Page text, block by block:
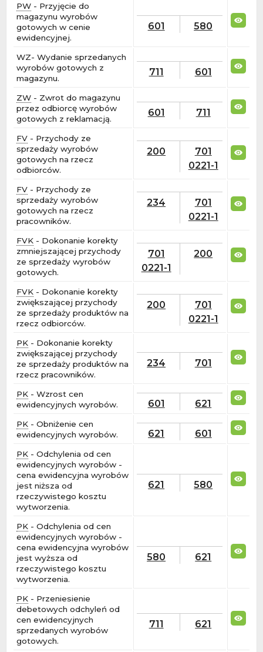
PW - Przyjęcie do
magazynu wyrobów
gotowych w cenie
ewidencyjnej.
601 580
WZ- Wydanie sprzedanych
wyrobów gotowych z
magazynu.
711 601
ZW - Zwrot do magazynu
przez odbiorcę wyrobów
gotowych z reklamacją.
601 711
FV - Przychody ze
sprzedaży wyrobów
gotowych na rzecz
odbiorców.
200
701
0221-1
FV - Przychody ze
sprzedaży wyrobów
gotowych na rzecz
pracowników.
234
701
0221-1
FVK - Dokonanie korekty
zmniejszającej przychody
ze sprzedaży wyrobów
gotowych.
701
0221-1
200
FVK - Dokonanie korekty
zwiększającej przychody
ze sprzedaży produktów na
rzecz odbiorców.
200
701
0221-1
PK - Dokonanie korekty
zwiększającej przychody
ze sprzedaży produktów na
rzecz pracowników.
234 701
PK - Wzrost cen
ewidencyjnych wyrobów.
601 621
PK - Obniżenie cen
ewidencyjnych wyrobów.
621 601
PK - Odchylenia od cen
ewidencyjnych wyrobów -
cena ewidencyjna wyrobów
jest niższa od
rzeczywistego kosztu
wytworzenia.
621 580
PK - Odchylenia od cen
ewidencyjnych wyrobów -
cena ewidencyjna wyrobów
jest wyższa od
rzeczywistego kosztu
wytworzenia.
580 621
PK - Przeniesienie
debetowych odchyleń od
cen ewidencyjnych
sprzedanych wyrobów
gotowych.
711 621